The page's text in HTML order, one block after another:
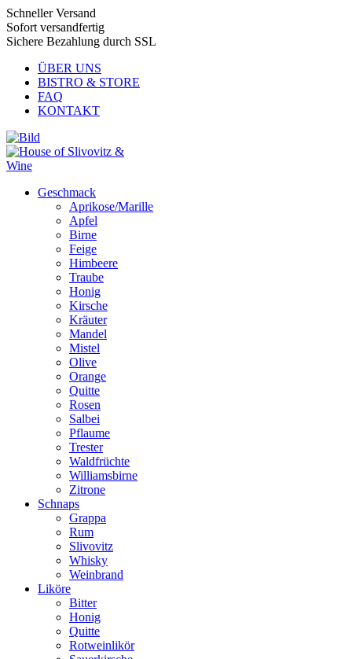
Schneller Versand
Sofort versandfertig
Sichere Bezahlung durch SSL
ÜBER UNS
BISTRO & STORE
FAQ
KONTAKT
Geschmack
Aprikose/Marille
Apfel
Birne
Feige
Himbeere
Traube
Honig
Kirsche
Kräuter
Mandel
Mistel
Olive
Orange
Quitte
Rosen
Salbei
Pflaume
Trester
Waldfrüchte
Williamsbirne
Zitrone
Schnaps
Grappa
Rum
Slivovitz
Whisky
Weinbrand
Liköre
Bitter
Honig
Quitte
Rotweinlikör